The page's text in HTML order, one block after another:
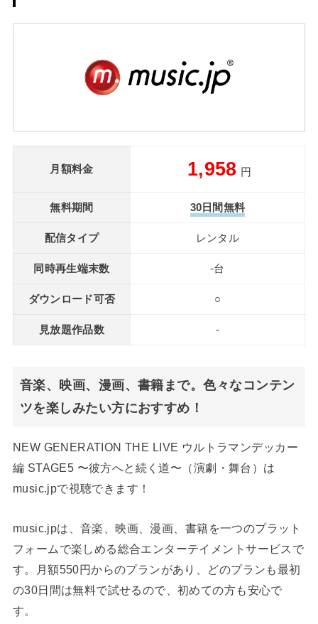
月額料金 1,958 円
無料期間 30日間無料
配信タイプ レンタル
同時再生端末数 -台
ダウンロード可否 ○
見放題作品数 -
音楽、映画、漫画、書籍まで。色々なコンテン
ツを楽しみたい方におすすめ！
NEW GENERATION THE LIVE ウルトラマンデッカー
編 STAGE5 〜彼方へと続く道〜（演劇・舞台）は
music.jpで視聴できます！
music.jpは、音楽、映画、漫画、書籍を一つのプラット
フォームで楽しめる総合エンターテイメントサービスで
す。月額550円からのプランがあり、どのプランも最初
の30日間は無料で試せるので、初めての方も安心で
す。